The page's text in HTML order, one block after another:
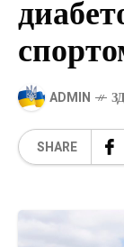
ADMIN
SHARE